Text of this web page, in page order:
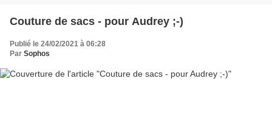
Couture de sacs - pour Audrey ;-)
Publié le 24/02/2021 à 06:28
Par Sophos